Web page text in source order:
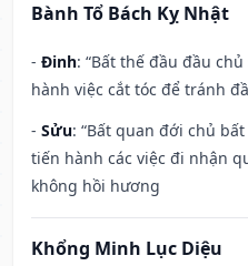
Bành Tổ Bách Kỵ Nhật
- Đinh: “Bất thế đầu đầu
hành việc cắt tóc để tránh
- Sửu: “Bất quan đới chủ
tiến hành các việc đi nhận
không hồi hương
Khổng Minh Lục Diệu